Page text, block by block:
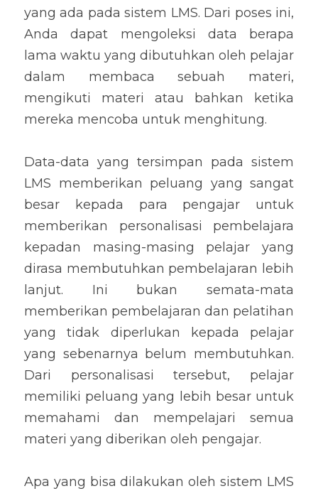
yang ada pada sistem LMS. Dari poses ini,
Anda dapat mengoleksi data berapa
lama waktu yang dibutuhkan oleh pelajar
dalam membaca sebuah materi,
mengikuti materi atau bahkan ketika
mereka mencoba untuk menghitung.
Data-data yang tersimpan pada sistem
LMS memberikan peluang yang sangat
besar kepada para pengajar untuk
memberikan personalisasi pembelajara
kepadan masing-masing pelajar yang
dirasa membutuhkan pembelajaran lebih
lanjut. Ini bukan semata-mata
memberikan pembelajaran dan pelatihan
yang tidak diperlukan kepada pelajar
yang sebenarnya belum membutuhkan.
Dari personalisasi tersebut, pelajar
memiliki peluang yang lebih besar untuk
memahami dan mempelajari semua
materi yang diberikan oleh pengajar.
Apa yang bisa dilakukan oleh sistem LMS